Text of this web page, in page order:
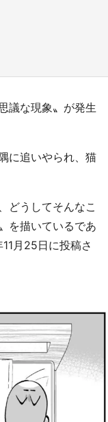
議な現象〟が発生
に追いやられ、猫
どうしてそんなこ
を描いているであ
月25日に投稿さ